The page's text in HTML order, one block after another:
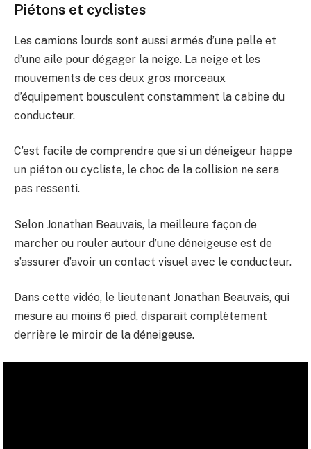
Piétons et cyclistes
Les camions lourds sont aussi armés d’une pelle et
d’une aile pour dégager la neige. La neige et les
mouvements de ces deux gros morceaux
d’équipement bousculent constamment la cabine du
conducteur.
C’est facile de comprendre que si un déneigeur happe
un piéton ou cycliste, le choc de la collision ne sera
pas ressenti.
Selon Jonathan Beauvais, la meilleure façon de
marcher ou rouler autour d’une déneigeuse est de
s’assurer d’avoir un contact visuel avec le conducteur.
Dans cette vidéo, le lieutenant Jonathan Beauvais, qui
mesure au moins 6 pied, disparait complètement
derrière le miroir de la déneigeuse.